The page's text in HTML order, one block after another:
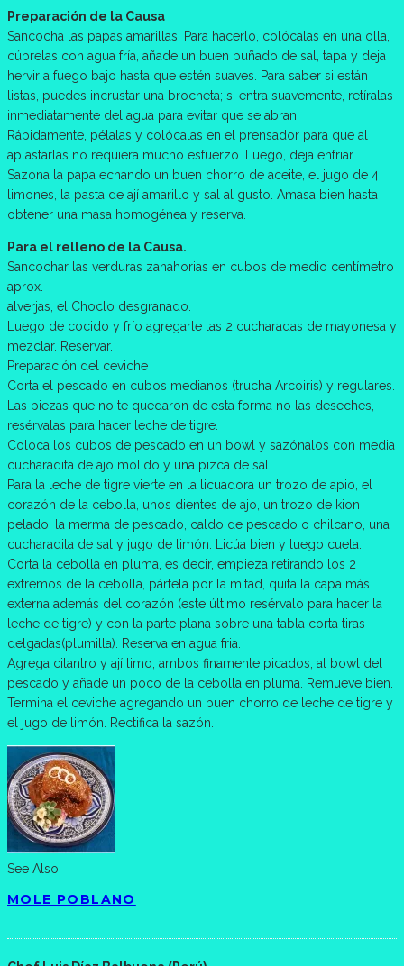
Preparación de la Causa
Sancocha las papas amarillas. Para hacerlo, colócalas en una olla,
cúbrelas con agua fría, añade un buen puñado de sal, tapa y deja
hervir a fuego bajo hasta que estén suaves. Para saber si están
listas, puedes incrustar una brocheta; si entra suavemente, retíralas
inmediatamente del agua para evitar que se abran.
Rápidamente, pélalas y colócalas en el prensador para que al
aplastarlas no requiera mucho esfuerzo. Luego, deja enfriar.
Sazona la papa echando un buen chorro de aceite, el jugo de 4
limones, la pasta de ají amarillo y sal al gusto. Amasa bien hasta
obtener una masa homogénea y reserva.
Para el relleno de la Causa.
Sancochar las verduras zanahorias en cubos de medio centímetro
aprox.
alverjas, el Choclo desgranado.
Luego de cocido y frío agregarle las 2 cucharadas de mayonesa y
mezclar. Reservar.
Preparación del ceviche
Corta el pescado en cubos medianos (trucha Arcoiris) y regulares.
Las piezas que no te quedaron de esta forma no las deseches,
resérvalas para hacer leche de tigre.
Coloca los cubos de pescado en un bowl y sazónalos con media
cucharadita de ajo molido y una pizca de sal.
Para la leche de tigre vierte en la licuadora un trozo de apio, el
corazón de la cebolla, unos dientes de ajo, un trozo de kion
pelado, la merma de pescado, caldo de pescado o chilcano, una
cucharadita de sal y jugo de limón. Licúa bien y luego cuela.
Corta la cebolla en pluma, es decir, empieza retirando los 2
extremos de la cebolla, pártela por la mitad, quita la capa más
externa además del corazón (este último resérvalo para hacer la
leche de tigre) y con la parte plana sobre una tabla corta tiras
delgadas(plumilla). Reserva en agua fria.
Agrega cilantro y ají limo, ambos finamente picados, al bowl del
pescado y añade un poco de la cebolla en pluma. Remueve bien.
Termina el ceviche agregando un buen chorro de leche de tigre y
el jugo de limón. Rectifica la sazón.
See Also
MOLE POBLANO